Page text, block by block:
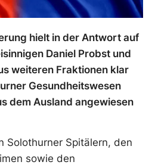
hielt in der Antwort auf
Daniel Probst und
weiteren Fraktionen klar
Gesundheitswesen
dem Ausland angewiesen
Solothurner Spitälern, den
sowie den